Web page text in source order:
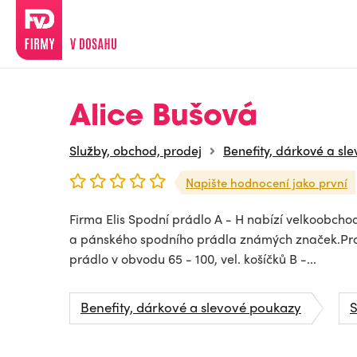
Alice Bušová
Služby, obchod, prodej Benefity, dárkové a
Napište hodnocení jako první
Firma Elis Spodní prádlo A - H nabízí
a pánského spodního prádla známých
prádlo v obvodu 65 - 100, vel. košíčků B -...
Benefity, dárkové a slevové poukazy